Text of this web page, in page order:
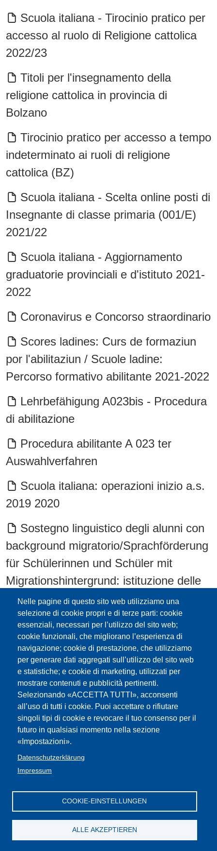
Nelle pagine di questo sito web utilizziamo una
selezione di cookie propri e di terze parti: cookie
essenziali, necessari per l’utilizzo del sito web;
cookie funzionali, che migliorano l’esperienza di
navigazione; cookie di prestazione, che utilizziamo
per generare dati aggregati sull’utilizzo del sito web
e statistiche; e cookie di marketing, utilizzati per
mostrare contenuti e pubblicità pertinenti.
Selezionando «ACCETTA TUTTI», acconsenti
all’uso di tutti i cookie. Puoi accettare o rifiutare
singoli tipi di cookie e revocare il tuo consenso per il
futuro in qualsiasi momento nella sezione
«Impostazioni».
Datenschutzerklärung
Impressum
COOKIE-EINSTELLUNGEN
ALLE AKZEPTIEREN
Scuola italiana - Tirocinio pratico per
accesso al ruolo di Religione cattolica
2022/23
Titoli per l'insegnamento della
religione cattolica in provincia di
Bolzano
Tirocinio pratico per accesso a tempo
indeterminato ai ruoli di religione
cattolica (BZ)
Scuola italiana - Scelta online posti di
Insegnante di classe primaria (001/E)
2021/22
Scuola italiana - Aggiornamento
graduatorie provinciali e d'istituto 2021-
2022
Coronavirus e Concorso straordinario
Scores ladines: Curs de formaziun
por l'abilitaziun / Scuole ladine:
Percorso formativo abilitante 2021-2022
Lehrbefähigung A023bis - Procedura
di abilitazione
Procedura abilitante A 023 ter
Auswahlverfahren
Scuola italiana: operazioni inizio a.s.
2019 2020
Sostegno linguistico degli alunni con
background migratorio/Sprachförderung
für Schülerinnen und Schüler mit
Migrationshintergrund: istituzione delle
classi di concorso/Einrichtung der
Wettbewerbsklassen A023/bis e
A023/ter – inserimento nelle graduatorie
DM 259 - maggio 2017 Classi di
Concorso
Delibera Beschluss 1198/2016 Nuove
classi di concorso - neue
Wettbewerbsklassen
Decreto febbraio 2016 e tabelle
classi di concorso